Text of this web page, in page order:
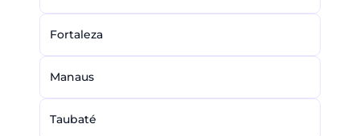
Fortaleza
Manaus
Taubaté